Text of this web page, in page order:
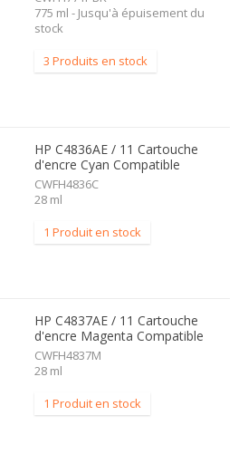
775 ml - Jusqu'à épuisement du
stock
3 Produits en stock
HP C4836AE / 11 Cartouche
d'encre Cyan Compatible
CWFH4836C
28 ml
1 Produit en stock
HP C4837AE / 11 Cartouche
d'encre Magenta Compatible
CWFH4837M
28 ml
1 Produit en stock